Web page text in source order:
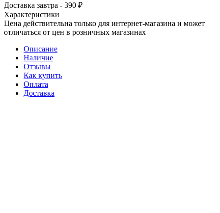
Доставка завтра - 390 ₽
Характеристики
Цена действительна только для интернет-магазина и может
отличаться от цен в розничных магазинах
Описание
Наличие
Отзывы
Как купить
Оплата
Доставка